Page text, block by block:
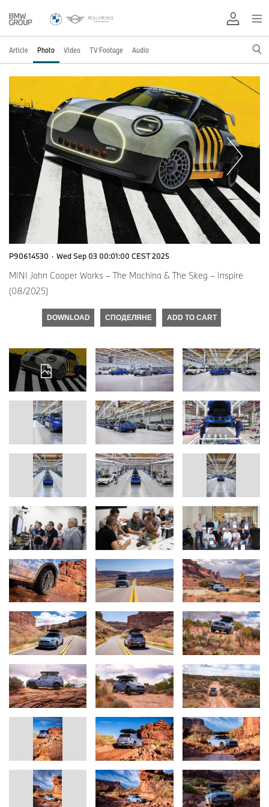
Article Photo Video TV Footage Audio
P90614530 · Wed Sep 03 00:01:00 CEST 2025
MINI John Cooper Works – The Machina & The Skeg – Inspire
(08/2025)
DOWNLOAD СПОДЕЛЯНЕ ADD TO CART